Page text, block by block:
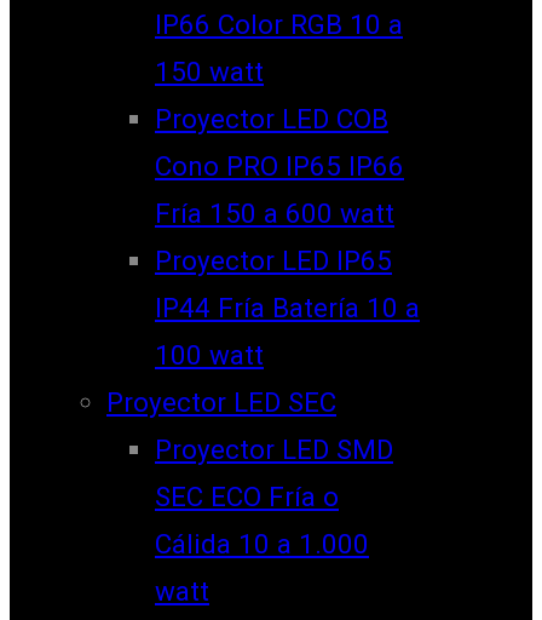
IP66 Color RGB 10 a
150 watt
Proyector LED COB
Cono PRO IP65 IP66
Fría 150 a 600 watt
Proyector LED IP65
IP44 Fría Batería 10 a
100 watt
Proyector LED SEC
Proyector LED SMD
SEC ECO Fría o
Cálida 10 a 1.000
watt